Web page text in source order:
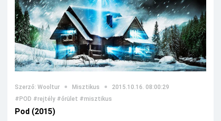
Szerző: Wooltur Misztikus
2015.10.16. 08:00:29
#POD #rejtély #őrület #misztikus
Pod (2015)